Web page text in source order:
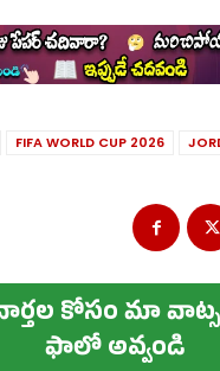
FIFA WORLD CUP 2026
కోసం మా
ఫాలో అవ్వండి